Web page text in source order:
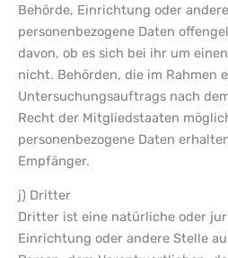
Behörde, Einrichtung oder
personenbezogene Daten
davon, ob es sich bei ihr um
nicht. Behörden, die im Rahmen
Untersuchungsauftrags nach
Recht der Mitgliedstaaten
personenbezogene Daten
Empfänger.
j) Dritter
Dritter ist eine natürliche oder
Einrichtung oder andere Stelle